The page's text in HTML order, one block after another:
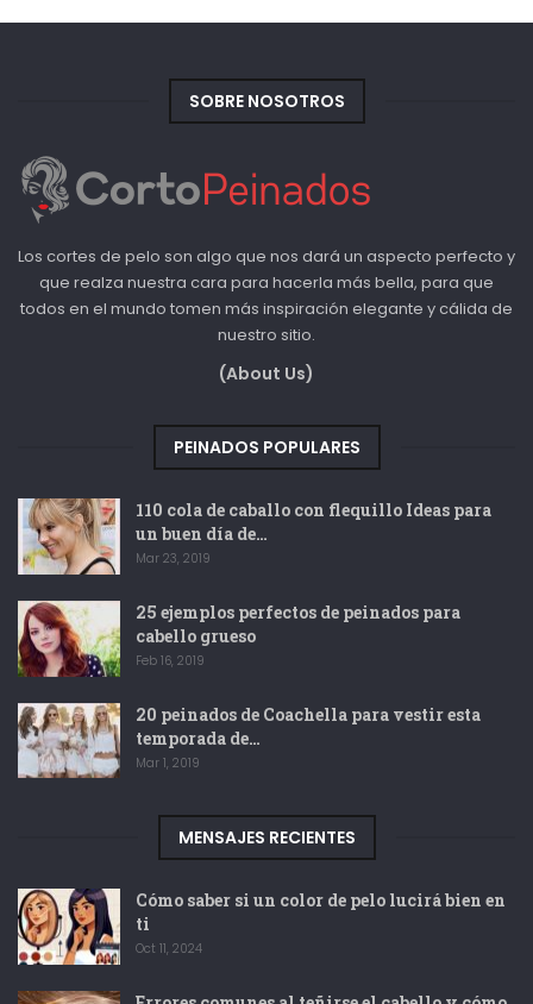
SOBRE NOSOTROS
Los cortes de pelo son algo que nos dará un aspecto perfecto y
que realza nuestra cara para hacerla más bella, para que
todos en el mundo tomen más inspiración elegante y cálida de
nuestro sitio.
(About Us)
PEINADOS POPULARES
110 cola de caballo con flequillo Ideas para
un buen día de…
Mar 23, 2019
25 ejemplos perfectos de peinados para
cabello grueso
Feb 16, 2019
20 peinados de Coachella para vestir esta
temporada de…
Mar 1, 2019
MENSAJES RECIENTES
Cómo saber si un color de pelo lucirá bien en
ti
Oct 11, 2024